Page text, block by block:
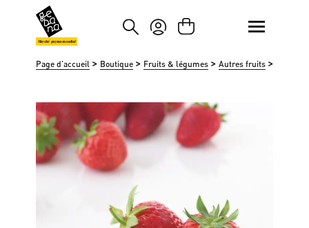
au contenu principal
Passer à la recherche
Marché paysan mondial
Page d'accueil > Boutique > Fruits & légumes > Autres fruits >
Ignorer la galerie d'images